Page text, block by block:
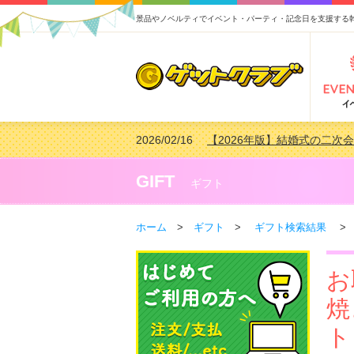
景品やノベルティでイベント・パーティ・記念日を支援する
2026/02/16【2026年版】結婚式の二次
2026/02/03【2026年版】ゴルフコンペ
2026/07/15
2026/04/03【2026年版】ゴルフコンペ
GIFT ギフト
ホーム > ギフト > ギフト検索結果 >